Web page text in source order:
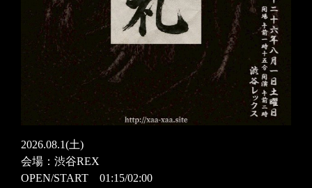
2026.08.1(土)
会場：渋谷REX
OPEN/START 01:15/02:00